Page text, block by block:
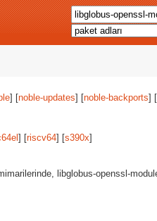
] [noble-updates] [noble-backports] [
] [riscv64] [s390x]
libglobus-openssl-